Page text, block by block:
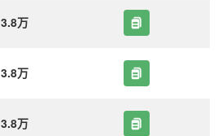
3.8万
3.8万
3.8万